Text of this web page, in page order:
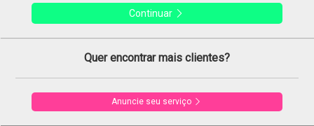
Continuar
Quer encontrar mais clientes?
Anuncie seu serviço